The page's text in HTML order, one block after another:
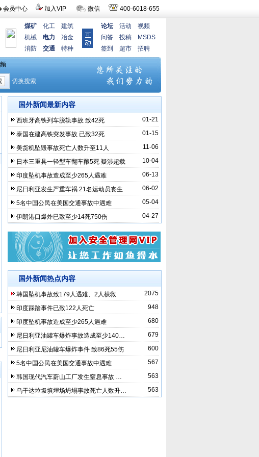
会员中心 加入VIP 微信 400-6018-655
煤矿 化工
建筑
机械
电力
冶金
消防
交通 特种
论坛 活动
视频
问答
投稿
MSDS
签到
超市 招聘
国外新闻最新内容
01-21
西班牙高铁列车脱轨事故 致42死
01-15
泰国在建高铁突发事故 已致32死
11-06
美货机坠毁事故死亡人数升至11人
10-04
日本三重县一轻型车翻车酿5死 疑涉超载
06-13
印度坠机事故造成至少265人遇难
06-02
尼日利亚发生严重车祸 21名运动员丧生
05-04
5名中国公民在美国交通事故中遇难
04-27
伊朗港口爆炸已致至少14死750伤
国外新闻热点内容
2075
韩国坠机事故致179人遇难、2人获救
948
印度踩踏事件已致122人死亡
680
印度坠机事故造成至少265人遇难
679
尼日利亚油罐车爆炸事故造成至少140…
600
尼日利亚尼油罐车爆炸事件 致86死55伤
567
5名中国公民在美国交通事故中遇难
563
韩国现代汽车蔚山工厂发生窒息事故 …
563
乌干达垃圾填埋场坍塌事故死亡人数升…